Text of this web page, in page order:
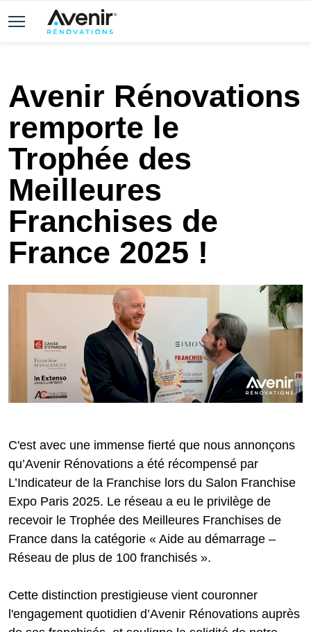
Avenir Rénovations
remporte le
Trophée des
Meilleures
Franchises de
France 2025 !
C'est avec une immense fierté que nous annonçons
qu’Avenir Rénovations a été récompensé par
L’Indicateur de la Franchise lors du Salon Franchise
Expo Paris 2025. Le réseau a eu le privilège de
recevoir le Trophée des Meilleures Franchises de
France dans la catégorie « Aide au démarrage –
Réseau de plus de 100 franchisés ».
Cette distinction prestigieuse vient couronner
l'engagement quotidien d’Avenir Rénovations auprès